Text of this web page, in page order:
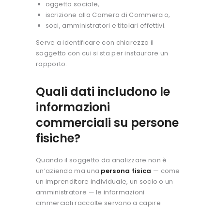
oggetto sociale,
iscrizione alla Camera di Commercio,
soci, amministratori e titolari effettivi.
Serve a identificare con chiarezza il
soggetto con cui si sta per instaurare un
rapporto.
Quali dati includono le
informazioni
commerciali su persone
fisiche?
Quando il soggetto da analizzare non è
un’azienda ma una persona fisica — come
un imprenditore individuale, un socio o un
amministratore — le informazioni
cmmerciali raccolte servono a capire